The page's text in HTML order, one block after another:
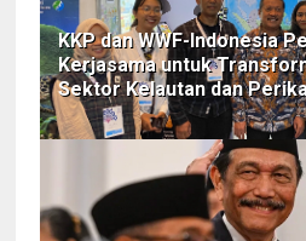
KKP dan WWF-Indonesia
Kerjasama untuk
Sektor Kelautan dan